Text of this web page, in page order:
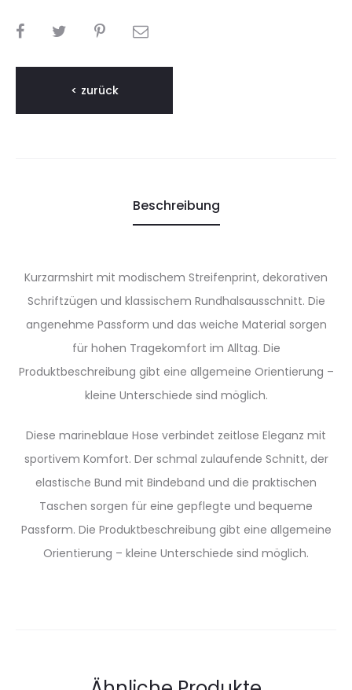
TEILEN
< zurück
Beschreibung
Kurzarmshirt mit modischem Streifenprint, dekorativen
Schriftzügen und klassischem Rundhalsausschnitt. Die
angenehme Passform und das weiche Material sorgen
für hohen Tragekomfort im Alltag. Die
Produktbeschreibung gibt eine allgemeine Orientierung –
kleine Unterschiede sind möglich.
Diese marineblaue Hose verbindet zeitlose Eleganz mit
sportivem Komfort. Der schmal zulaufende Schnitt, der
elastische Bund mit Bindeband und die praktischen
Taschen sorgen für eine gepflegte und bequeme
Passform. Die Produktbeschreibung gibt eine allgemeine
Orientierung – kleine Unterschiede sind möglich.